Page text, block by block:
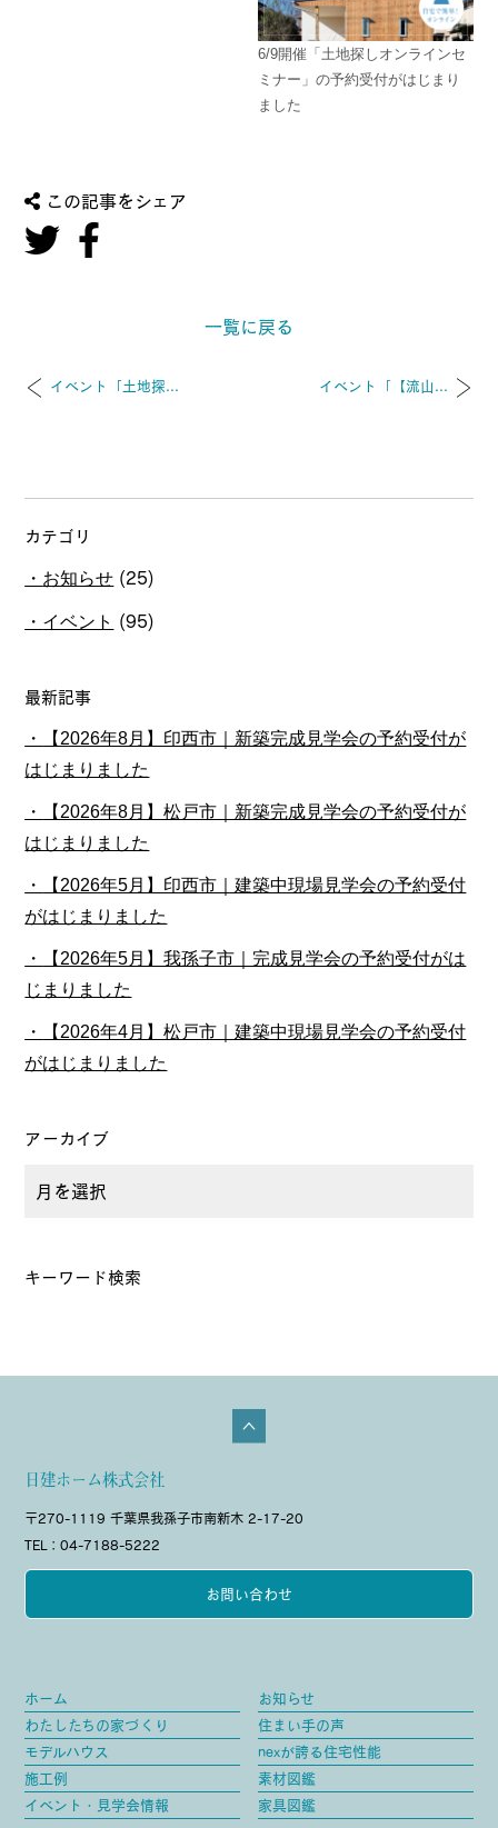
6/9開催「土地探しオンラインセ
ミナー」の予約受付がはじまり
ました
この記事をシェア
一覧に戻る
イベント「土地探... イベント「【流山...
カテゴリ
お知らせ (25)
イベント (95)
最新記事
【2026年8月】印西市｜新築完成見学会の予約受付が
はじまりました
【2026年8月】松戸市｜新築完成見学会の予約受付が
はじまりました
【2026年5月】印西市｜建築中現場見学会の予約受付
がはじまりました
【2026年5月】我孫子市｜完成見学会の予約受付がは
じまりました
【2026年4月】松戸市｜建築中現場見学会の予約受付
がはじまりました
アーカイブ
キーワード検索
日建ホーム株式会社
〒270-1119 千葉県我孫子市南新木 2-17-20
TEL：04-7188-5222
お問い合わせ
ホーム
わたしたちの家づくり
モデルハウス
施工例
イベント・見学会情報
お知らせ
住まい手の声
nexが誇る住宅性能
素材図鑑
家具図鑑